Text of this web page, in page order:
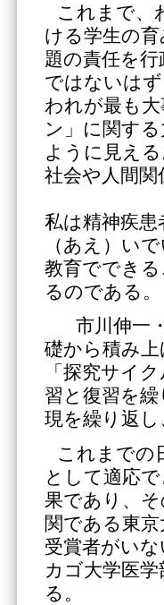
これまで、
ける学生の
題の責任を
ではないは
われが最も
ン」に関す
ように見え
社会や人間関
私は精神疾
（あえ）い
教育ででき
るのである。
市川伸一
礎から積み
「探究サイ
習と復習を
現を繰り返
これまでの
として適応
果であり、
関である東
受賞者がい
カゴ大学医
る。